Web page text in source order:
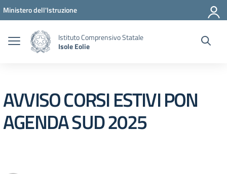
Vai ai contenuti
Vai al menu di navigazione
Vai al footer
Ministero dell'Istruzione
Istituto Comprensivo Statale
Isole Eolie
AVVISO CORSI ESTIVI PON
AGENDA SUD 2025